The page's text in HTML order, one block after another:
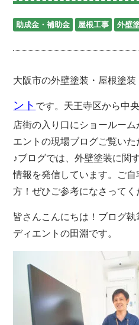
助成金・補助金 屋根工事 外壁
大阪市の外壁塗装・屋根塗
ント です。天王寺区から中
店街の入り口にショールー
エントの現場ブログご覧い
♪ブログでは、外壁塗装に関
情報を発信しています。ご
方！ぜひご参考になさってく
皆さんこんにちは！ブログ
ディエントの田淵です。